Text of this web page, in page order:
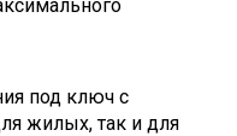
под ключ с
жилых, так и для